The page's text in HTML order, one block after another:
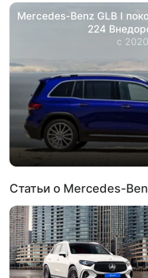
Mercedes-Benz GLB I
224
с 2020
Статьи о Mercedes-